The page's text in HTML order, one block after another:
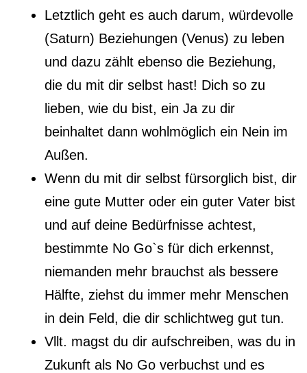
Letztlich geht es auch darum, würdevolle
(Saturn) Beziehungen (Venus) zu leben
und dazu zählt ebenso die Beziehung,
die du mit dir selbst hast! Dich so zu
lieben, wie du bist, ein Ja zu dir
beinhaltet dann wohlmöglich ein Nein im
Außen.
Wenn du mit dir selbst fürsorglich bist, dir
eine gute Mutter oder ein guter Vater bist
und auf deine Bedürfnisse achtest,
bestimmte No Go`s für dich erkennst,
niemanden mehr brauchst als bessere
Hälfte, ziehst du immer mehr Menschen
in dein Feld, die dir schlichtweg gut tun.
Vllt. magst du dir aufschreiben, was du in
Zukunft als No Go verbuchst und es